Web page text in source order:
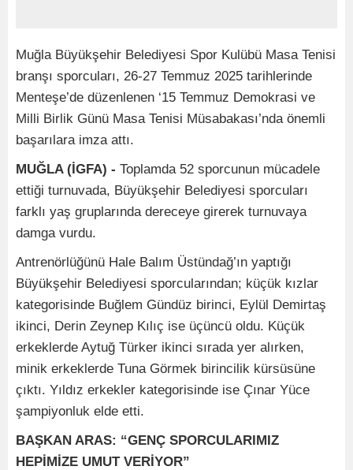
Muğla Büyükşehir Belediyesi Spor Kulübü Masa Tenisi
branşı sporcuları, 26-27 Temmuz 2025 tarihlerinde
Menteşe’de düzenlenen ‘15 Temmuz Demokrasi ve
Milli Birlik Günü Masa Tenisi Müsabakası’nda önemli
başarılara imza attı.
MUĞLA (İGFA) - Toplamda 52 sporcunun mücadele
ettiği turnuvada, Büyükşehir Belediyesi sporcuları
farklı yaş gruplarında dereceye girerek turnuvaya
damga vurdu.
Antrenörlüğünü Hale Balım Üstündağ’ın yaptığı
Büyükşehir Belediyesi sporcularından; küçük kızlar
kategorisinde Buğlem Gündüz birinci, Eylül Demirtaş
ikinci, Derin Zeynep Kılıç ise üçüncü oldu. Küçük
erkeklerde Aytuğ Türker ikinci sırada yer alırken,
minik erkeklerde Tuna Görmek birincilik kürsüsüne
çıktı. Yıldız erkekler kategorisinde ise Çınar Yüce
şampiyonluk elde etti.
BAŞKAN ARAS: “GENÇ SPORCULARIMIZ
HEPİMİZE UMUT VERİYOR”